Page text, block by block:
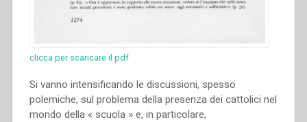
clicca per scaricare il pdf
Si vanno intensificando le discussioni, spesso
polemiche, sul problema della presenza dei cattolici nel
mondo della « scuola » e, in particolare,